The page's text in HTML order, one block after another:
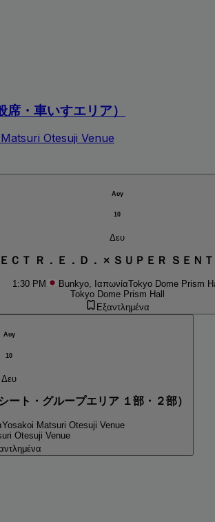
・車いすエリア）
Otesuji Venue
Αυγ
10
Δευ
ＣＴ Ｒ．Ｅ．Ｄ． × ＳＵＰＥＲ ＳＥＮ
1:30 PM Bunkyo, ΙαπωνίαTokyo Dome Prism
Tokyo Dome Prism Hall
Εξαντλημένα
Αυγ
10
Δευ
ト・グループエリア １部・２部）
Yosakoi Matsuri Otesuji Venue
Otesuji Venue